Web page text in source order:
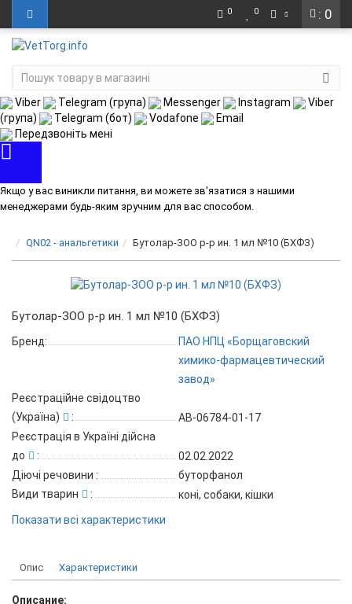
: 0
0 0
Viber Telegram (група) Messenger Instagram
Viber
(група)
Telegram (бот) Vodafone
Email
Передзвоніть мені
Якщо у вас виникли питання, ви можете зв'язатися з нашими
менеджерами будь-яким зручним для вас способом.
QN02 - анальгетики Бутолар-ЗОО р-р ин. 1 мл №10 (БХФЗ)
Бутолар-ЗОО р-р ин. 1 мл №10 (БХФЗ)
Бренд:
ПАО НПЦ «Борщаговский
химико-фармацевтический
завод»
Реєстраційне свідоцтво
(Україна)
:
АВ-06784-01-17
Реєстрація в Україні дійсна
до
:
02.02.2022
Діючі речовини :
буторфанол
Види тварин
:
коні, собаки, кішки
Показати всі характеристики
Опис Характеристики
Описание: